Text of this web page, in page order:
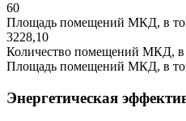
60
Площадь помещений МКД, в
3228,10
Количество помещений МКД, в
Площадь помещений МКД, в
Энергетическая